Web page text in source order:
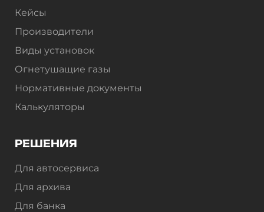
Кейсы
Производители
Виды установок
Огнетушащие газы
Нормативные документы
Калькуляторы
РЕШЕНИЯ
Для автосервиса
Для архива
Для банка